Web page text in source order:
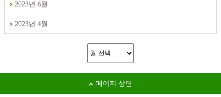
2023년 6월
2023년 4월
페이지 상단